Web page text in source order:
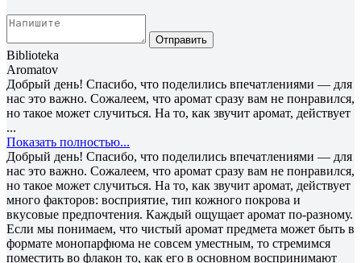
Отправить
Biblioteka
Aromatov
Добрый день! Спасибо, что поделились впечатлениями — для
нас это важно. Сожалеем, что аромат сразу вам не понравился,
но такое может случиться. На то, как звучит аромат, действует
...
Показать полностью...
Добрый день! Спасибо, что поделились впечатлениями — для
нас это важно. Сожалеем, что аромат сразу вам не понравился,
но такое может случиться. На то, как звучит аромат, действует
много факторов: восприятие, тип кожного покрова и
вкусовые предпочтения. Каждый ощущает аромат по-разному.
Если мы понимаем, что чистый аромат предмета может быть в
формате монопарфюма не совсем уместным, то стремимся
поместить во флакон то, как его в основном воспринимают